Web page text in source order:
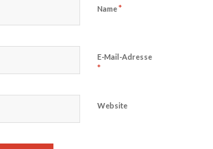
Name*
E-Mail-Adresse
*
Website